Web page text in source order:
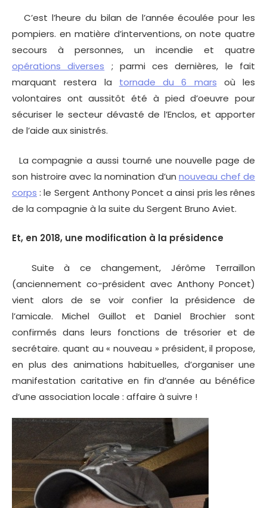
C’est l’heure du bilan de l’année écoulée pour les
pompiers. en matière d’interventions, on note quatre
secours à personnes, un incendie et quatre
opérations diverses ; parmi ces dernières, le fait
marquant restera la tornade du 6 mars où les
volontaires ont aussitôt été à pied d’oeuvre pour
sécuriser le secteur dévasté de l’Enclos, et apporter
de l’aide aux sinistrés.
La compagnie a aussi tourné une nouvelle page de
son histroire avec la nomination d’un nouveau chef de
corps : le Sergent Anthony Poncet a ainsi pris les rênes
de la compagnie à la suite du Sergent Bruno Aviet.
Et, en 2018, une modification à la présidence
Suite à ce changement, Jérôme Terraillon
(anciennement co-président avec Anthony Poncet)
vient alors de se voir confier la présidence de
l’amicale. Michel Guillot et Daniel Brochier sont
confirmés dans leurs fonctions de trésorier et de
secrétaire. quant au « nouveau » président, il propose,
en plus des animations habituelles, d’organiser une
manifestation caritative en fin d’année au bénéfice
d’une association locale : affaire à suivre !